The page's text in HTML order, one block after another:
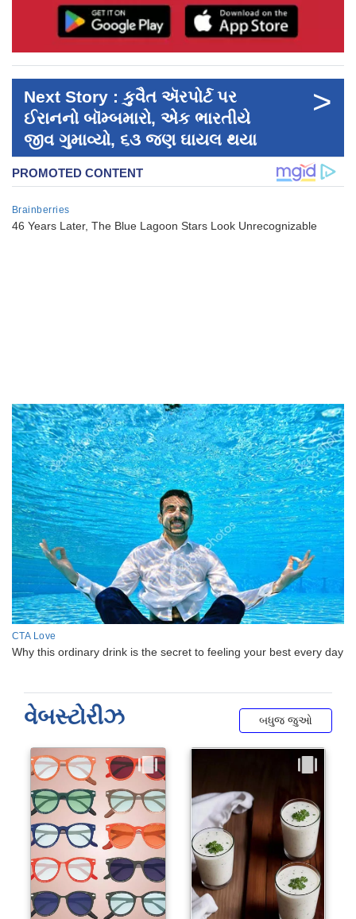
Next Story : કુવૈત ઍરપોર્ટ પર
ઈરાનનો બૉમ્બમારો, એક ભારતીયે
જીવ ગુમાવ્યો, ૬૩ જણ ઘાયલ થયા
>
વેબસ્ટોરીઝ બધુજ જુઓ